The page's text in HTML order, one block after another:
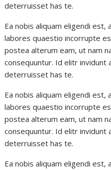
deterruisset has te.
Ea nobis aliquam eligendi est,
labores quaestio incorrupte
postea alterum eam, ut nam
consequuntur. Id elitr invidunt
deterruisset has te.
Ea nobis aliquam eligendi est,
labores quaestio incorrupte
postea alterum eam, ut nam
consequuntur. Id elitr invidunt
deterruisset has te.
Ea nobis aliquam eligendi est,